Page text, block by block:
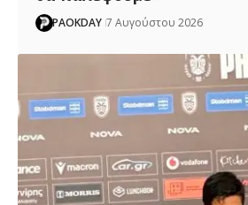
PAOKDAY 7 Αυγούστου 2026